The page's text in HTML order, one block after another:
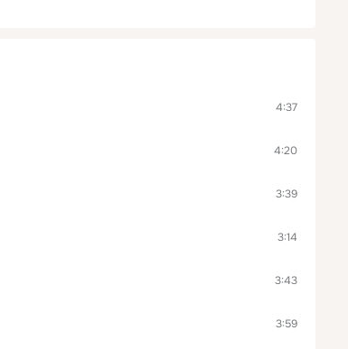
4:37
4:20
3:39
3:14
3:43
3:59